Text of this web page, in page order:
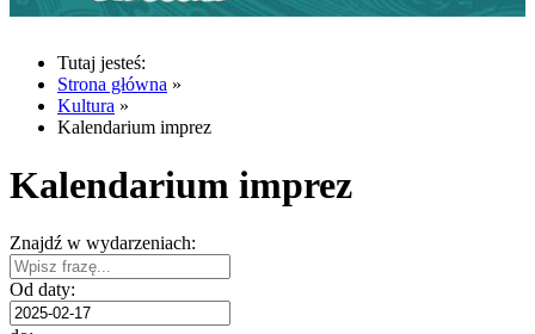
Tutaj jesteś:
Strona główna »
Kultura »
Kalendarium imprez
Kalendarium imprez
Znajdź w wydarzeniach:
Od daty: